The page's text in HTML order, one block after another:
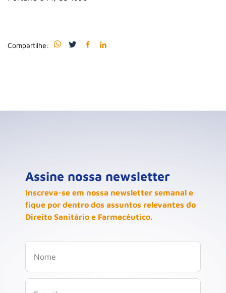
Compartilhe:
Assine nossa newsletter
Inscreva-se em nossa newsletter semanal e
fique por dentro dos assuntos relevantes do
Direito Sanitário e Farmacêutico.